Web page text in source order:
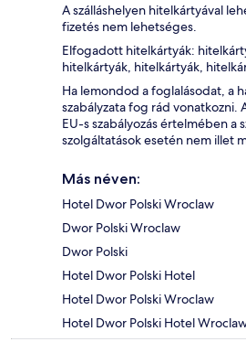
A szálláshelyen hitelkártyával
fizetés nem lehetséges.
Elfogadott hitelkártyák:
hitelkártyák, hitelkártyák,
Ha lemondod a foglalásodat, a
szabályzata fog rád vonatkozni.
EU-s szabályozás értelmében a
szolgáltatások esetén nem illet
Más néven:
Hotel Dwor Polski Wroclaw
Dwor Polski Wroclaw
Dwor Polski
Hotel Dwor Polski Hotel
Hotel Dwor Polski Wroclaw
Hotel Dwor Polski Hotel